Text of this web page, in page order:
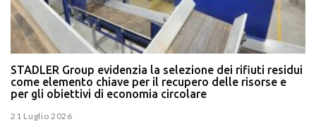
STADLER Group evidenzia la selezione dei rifiuti residui
come elemento chiave per il recupero delle risorse e
per gli obiettivi di economia circolare
21 Luglio 2026